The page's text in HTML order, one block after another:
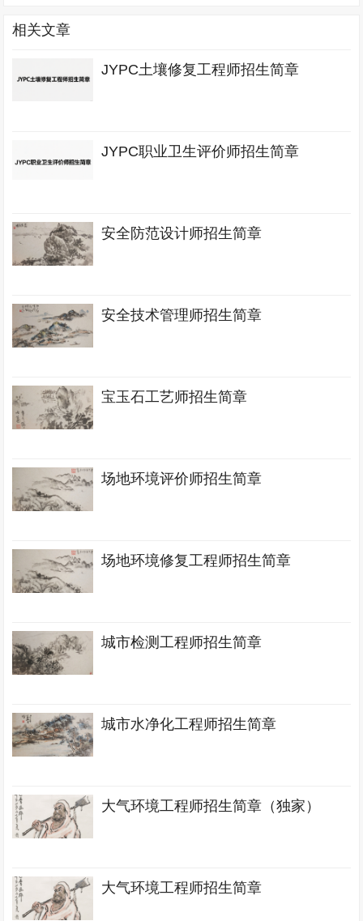
相关文章
JYPC土壤修复工程师招生简章
JYPC职业卫生评价师招生简章
安全防范设计师招生简章
安全技术管理师招生简章
宝玉石工艺师招生简章
场地环境评价师招生简章
场地环境修复工程师招生简章
城市检测工程师招生简章
城市水净化工程师招生简章
大气环境工程师招生简章（独家）
大气环境工程师招生简章